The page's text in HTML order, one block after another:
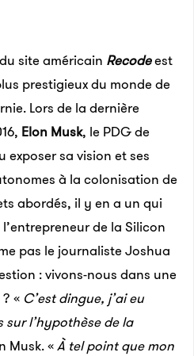
site américain Recodeest
prestigieux du monde de
Lors de la dernière
Elon Musk, le PDG de
exposer sa vision et ses
à la colonisation de
abordés, il y en a un qui
de la Silicon
pas le journaliste Joshua
: vivons-nous dans une
« C’est dingue, j’ai eu
l’hypothèse de la
Musk. «À tel point que mon